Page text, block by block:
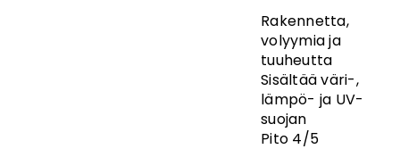
Rakennetta,
volyymia ja
tuuheutta
Sisältää väri-,
lämpö- ja UV-
suojan
Pito 4/5